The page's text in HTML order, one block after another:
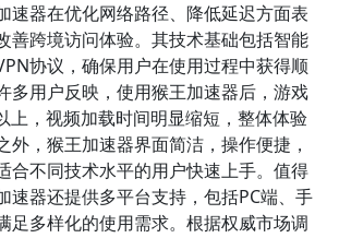
速器在优化网络路径、降低延迟方面表
善跨境访问体验。其技术基础包括智能
协议，确保用户在使用过程中获得顺
多用户反映，使用猴王加速器后，游戏
上，视频加载时间明显缩短，整体体验
外，猴王加速器界面简洁，操作便捷，
合不同技术水平的用户快速上手。值得
速器还提供多平台支持，包括PC端、手
足多样化的使用需求。根据权威市场调